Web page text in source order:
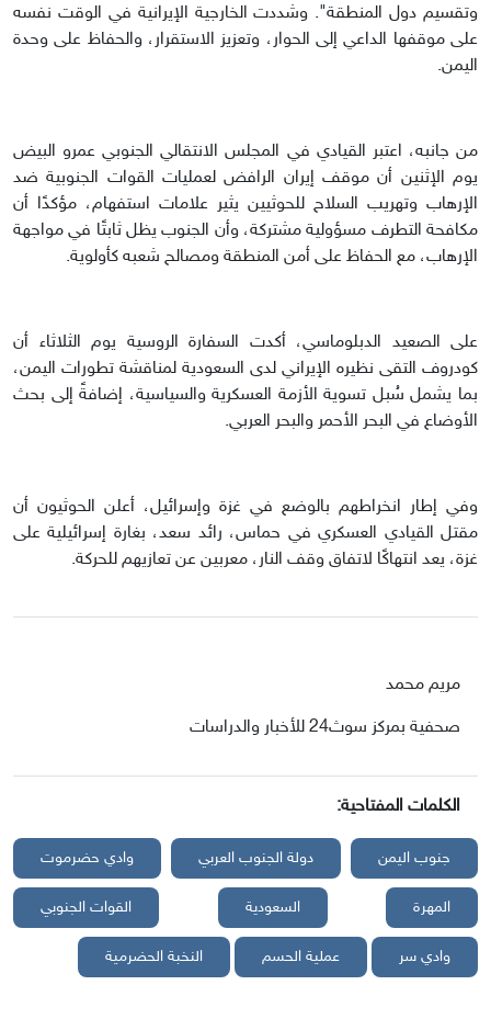
وتقسيم دول المنطقة". وشددت الخارجية الإيرانية في الوقت نفسه
على موقفها الداعي إلى الحوار، وتعزيز الاستقرار، والحفاظ على وحدة
اليمن.
من جانبه، اعتبر القيادي في المجلس الانتقالي الجنوبي عمرو البيض
يوم الإثنين أن موقف إيران الرافض لعمليات القوات الجنوبية ضد
الإرهاب وتهريب السلاح للحوثيين يثير علامات استفهام، مؤكدًا أن
مكافحة التطرف مسؤولية مشتركة، وأن الجنوب يظل ثابتًا في مواجهة
الإرهاب، مع الحفاظ على أمن المنطقة ومصالح شعبه كأولوية.
على الصعيد الدبلوماسي، أكدت السفارة الروسية يوم الثلاثاء أن
كودروف التقى نظيره الإيراني لدى السعودية لمناقشة تطورات اليمن،
بما يشمل سُبل تسوية الأزمة العسكرية والسياسية، إضافةً إلى بحث
الأوضاع في البحر الأحمر والبحر العربي.
وفي إطار انخراطهم بالوضع في غزة وإسرائيل، أعلن الحوثيون أن
مقتل القيادي العسكري في حماس، رائد سعد، بغارة إسرائيلية على
غزة، يعد انتهاكًا لاتفاق وقف النار، معربين عن تعازيهم للحركة.
مريم محمد
صحفية بمركز سوث24 للأخبار والدراسات
الكلمات المفتاحية:
جنوب اليمن دولة الجنوب العربي وادي حضرموت
المهرة السعودية القوات الجنوبي
وادي سر عملية الحسم النخبة الحضرمية